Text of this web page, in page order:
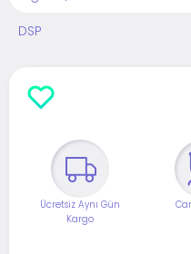
DSP
Ücretsiz Aynı Gün
Kargo